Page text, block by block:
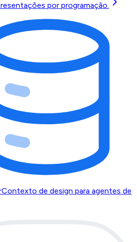
por programação.
Contexto de design para agentes de